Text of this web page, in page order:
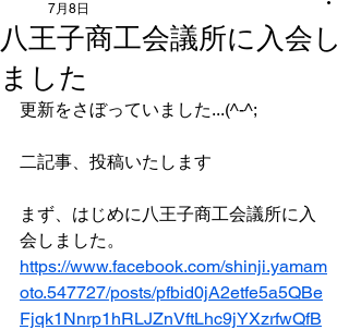
八王子商工会議所に入会し
ました
7月8日
更新をさぼっていました...(^-^;
二記事、投稿いたします
まず、はじめに八王子商工会議所に入
会しました。
https://www.facebook.com/shinji.yamam
oto.547727/posts/pfbid0jA2etfe5a5QBe
Fjqk1Nnrp1hRLJZnVftLhc9jYXzrfwQfB